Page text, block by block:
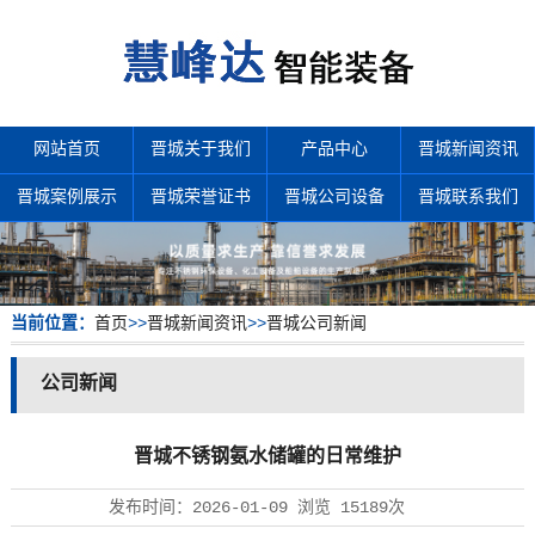
网站首页 晋城关于我们 产品中心 晋城新闻资讯
晋城案例展示 晋城荣誉证书 晋城公司设备 晋城联系我们
当前位置： 首页>>晋城新闻资讯>>晋城公司新闻
公司新闻
晋城不锈钢氨水储罐的日常维护
发布时间： 2026-01-09浏览 15189次